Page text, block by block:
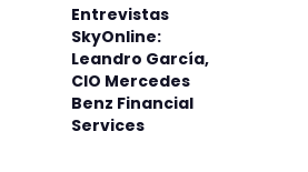
Entrevistas
SkyOnline:
Leandro García,
CIO Mercedes
Benz Financial
Services